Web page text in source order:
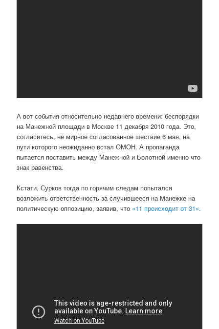
А вот события относительно недавнего времени: беспорядки
на Манежной площади в Москве 11 декабря 2010 года. Это,
согласитесь, не мирное согласованное шествие 6 мая, на
пути которого неожиданно встал ОМОН. А пропаганда
пытается поставить между Манежной и Болотной именно что
знак равенства.
Кстати, Сурков тогда по горячим следам попытался
возложить ответственность за случившееся на Манежке на
политическую оппозицию, заявив, что «11 происходит от 31».